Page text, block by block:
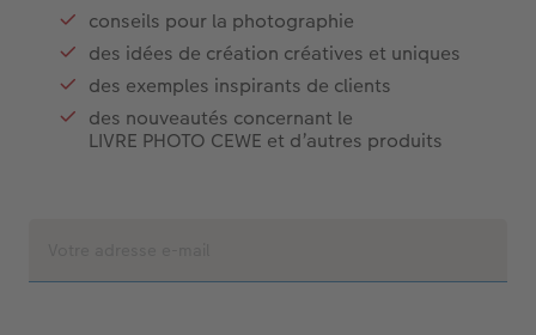
conseils pour la photographie
des idées de création créatives et uniques
des exemples inspirants de clients
des nouveautés concernant le
LIVRE PHOTO CEWE et d’autres produits